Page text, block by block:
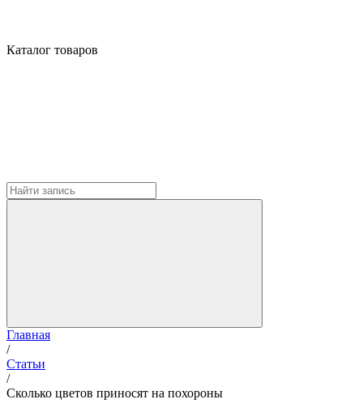
Каталог товаров
Главная
/
Статьи
/
Сколько цветов приносят на похороны